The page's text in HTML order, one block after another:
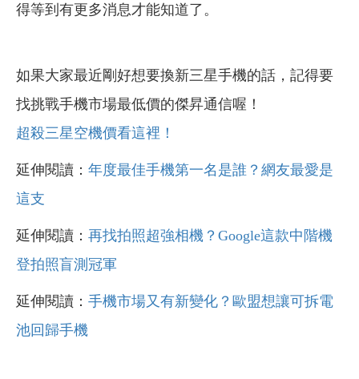
得等到有更多消息才能知道了。
如果大家最近剛好想要換新三星手機的話，記得要
找挑戰手機市場最低價的傑昇通信喔！
超殺三星空機價看這裡！
延伸閱讀： 年度最佳手機第一名是誰？網友最愛是
這支
延伸閱讀： 再找拍照超強相機？Google這款中階機
登拍照盲測冠軍
延伸閱讀： 手機市場又有新變化？歐盟想讓可拆電
池回歸手機